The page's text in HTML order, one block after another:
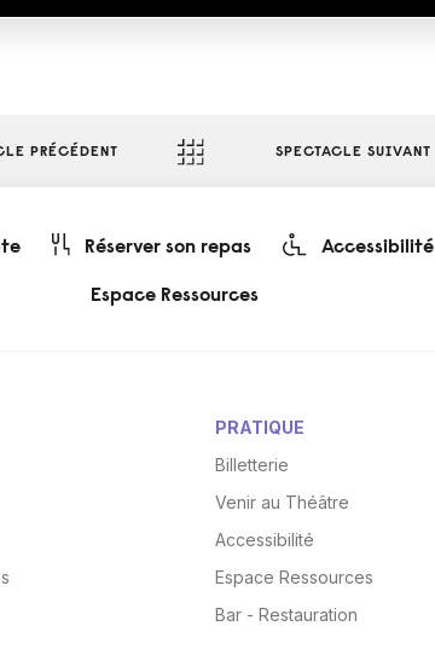
PRÉCÉDENT SPECTACLE SUIVANT
Réserver son repas Accessibilité
Espace Ressources
PRATIQUE
Billetterie
Venir au Théâtre
Accessibilité
Espace Ressources
Bar - Restauration